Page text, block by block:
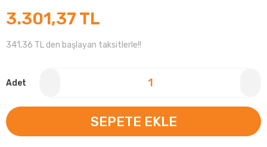
3.301,37 TL
341,36 TL den başlayan taksitlerle!!
Adet
SEPETE EKLE